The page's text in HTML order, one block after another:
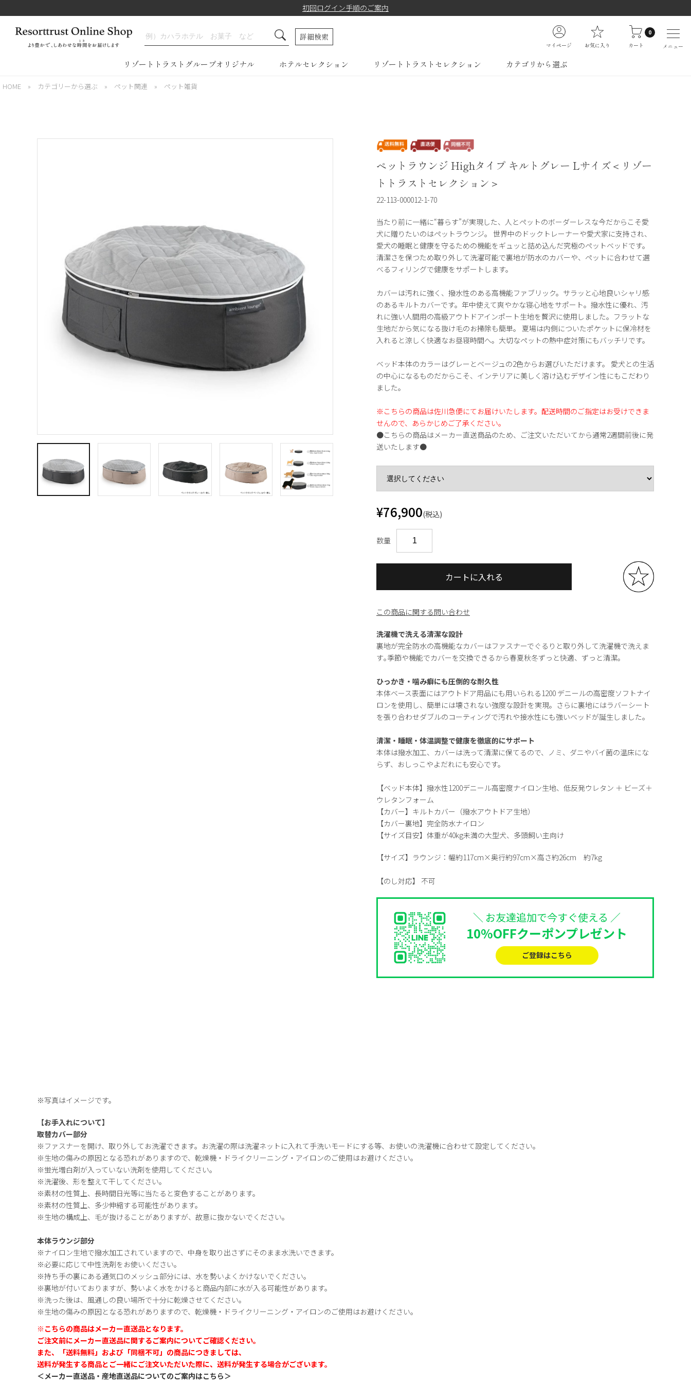
初回ログイン手順のご案内
詳細検索
マイページ お気に入り
0
カート
メニュー
リゾートトラストグループオリジナル ホテルセレクション リゾートトラストセレクション カテゴリから選ぶ
HOME » カテゴリーから選ぶ » ペット関連 » ペット雑貨
ペットラウンジ Highタイプ キルトグレー Lサイズ＜リゾー
トトラストセレクション＞
22-113-000012-1-70
当たり前に一緒に“暮らす”が実現した、人とペットのボーダーレスな今だからこそ愛
犬に贈りたいのはペットラウンジ。 世界中のドックトレーナーや愛犬家に支持され、
愛犬の睡眠と健康を守るための機能をギュッと詰め込んだ究極のペットベッドです。
清潔さを保つため取り外して洗濯可能で裏地が防水のカバーや、ペットに合わせて選
べるフィリングで健康をサポートします。
カバーは汚れに強く、撥水性のある高機能ファブリック。サラッと心地良いシャリ感
のあるキルトカバーです。年中使えて爽やかな寝心地をサポート。撥水性に優れ、汚
れに強い人間用の高級アウトドアインポート生地を贅沢に使用しました。フラットな
生地だから気になる抜け毛のお掃除も簡単。 夏場は内側についたポケットに保冷材を
入れると涼しく快適なお昼寝時間へ。大切なペットの熱中症対策にもバッチリです。
ベッド本体のカラーはグレーとベージュの2色からお選びいただけます。 愛犬との生活
の中心になるものだからこそ、インテリアに美しく溶け込むデザイン性にもこだわり
ました。
※こちらの商品は佐川急便にてお届けいたします。配送時間のご指定はお受けできま
せんので、あらかじめご了承ください。
●こちらの商品はメーカー直送商品のため、ご注文いただいてから通常2週間前後に発
送いたします●
¥76,900(税込)
数量
カートに入れる
この商品に関する問い合わせ
洗濯機で洗える清潔な設計
裏地が完全防水の高機能なカバーはファスナーでぐるりと取り外して洗濯機で洗えま
す｡季節や機能でカバーを交換できるから春夏秋冬ずっと快適、ずっと清潔。
ひっかき・噛み癖にも圧倒的な耐久性
本体ベース表面にはアウトドア用品にも用いられる1200 デニールの高密度ソフトナイ
ロンを使用し、簡単には壊されない強度な設計を実現。さらに裏地にはラバーシート
を張り合わせダブルのコーティングで汚れや接水性にも強いベッドが誕生しました。
清潔・睡眠・体温調整で健康を徹底的にサポート
本体は撥水加工、カバーは洗って清潔に保てるので、ノミ、ダニやバイ菌の温床にな
らず、おしっこやよだれにも安心です。
【ベッド本体】撥水性1200デニール高密度ナイロン生地、低反発ウレタン ＋ ビーズ＋
ウレタンフォーム
【カバー】キルトカバー（撥水アウトドア生地）
【カバー裏地】完全防水ナイロン
【サイズ目安】体重が40kg未満の大型犬、多頭飼い主向け
【サイズ】 ラウンジ：幅約117cm×奥行約97cm×高さ約26cm 約7kg
【のし対応】 不可
＼ お友達追加で今すぐ使える ／
10%OFFクーポンプレゼント
ご登録はこちら
※写真はイメージです。
【お手入れについて】
取替カバー部分
※ファスナーを開け、取り外してお洗濯できます。お洗濯の際は洗濯ネットに入れて手洗いモードにする等、お使いの洗濯機に合わせて設定してください。
※生地の傷みの原因となる恐れがありますので、乾燥機・ドライクリーニング・アイロンのご使用はお避けください。
※蛍光増白剤が入っていない洗剤を使用してください。
※洗濯後、形を整えて干してください。
※素材の性質上、長時間日光等に当たると変色することがあります。
※素材の性質上、多少伸縮する可能性があります。
※生地の構成上、毛が抜けることがありますが、故意に抜かないでください。
本体ラウンジ部分
※ナイロン生地で撥水加工されていますので、中身を取り出さずにそのまま水洗いできます。
※必要に応じて中性洗剤をお使いください。
※持ち手の裏にある通気口のメッシュ部分には、水を勢いよくかけないでください。
※裏地が付いておりますが、勢いよく水をかけると商品内部に水が入る可能性があります。
※洗った後は、風通しの良い場所で十分に乾燥させてください。
※生地の傷みの原因となる恐れがありますので、乾燥機・ドライクリーニング・アイロンのご使用はお避けください。
※こちらの商品はメーカー直送品となります。
ご注文前にメーカー直送品に関するご案内についてご確認ください。
また、「送料無料」および「同梱不可」の商品につきましては、
送料が発生する商品とご一緒にご注文いただいた際に、送料が発生する場合がございます。
＜メーカー直送品・産地直送品についてのご案内はこちら＞